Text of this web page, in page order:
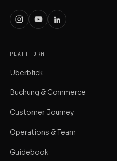
PLATTFORM
Überblick
Buchung & Commerce
Customer Journey
Operations & Team
Guidebook